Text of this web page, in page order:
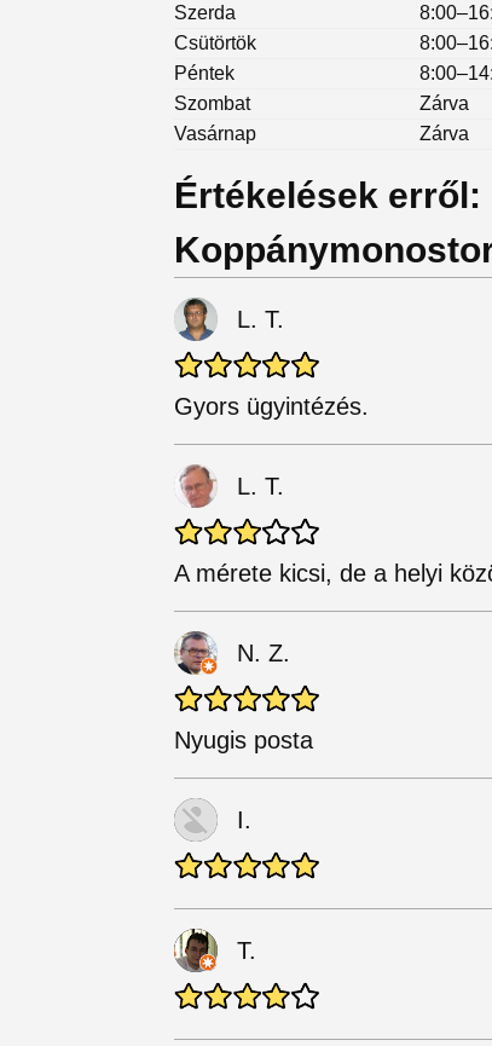
Szerda
Csütörtök
Péntek
Szombat
Zárva
Vasárnap
Zárva
Értékelések erről:
L. T.
Gyors ügyintézés.
L. T.
A mérete kicsi, de a helyi
N. Z.
Nyugis posta
I.
T.